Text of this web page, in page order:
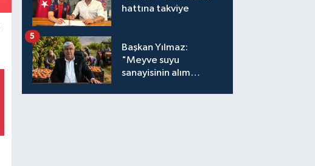
hattına takviye
Başkan Yılmaz:
"Meyve suyu
sanayisinin alım
5